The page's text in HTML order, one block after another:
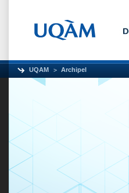
UQAM Archipel